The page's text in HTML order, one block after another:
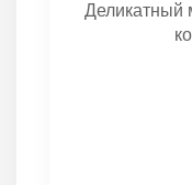
Деликатный